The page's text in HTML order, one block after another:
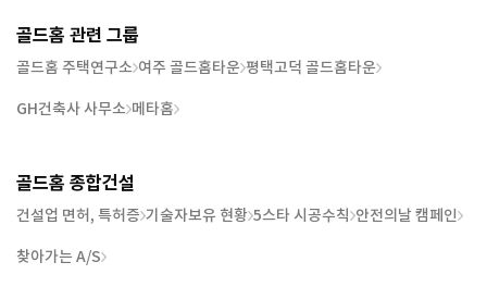
골드홈 관련 그룹
골드홈 주택연구소 여주 골드홈타운 평택고덕 골드홈타운
GH건축사 사무소 메타홈
골드홈 종합건설
건설업 면허, 특허증 기술자보유 현황 5스타 시공수칙 안전의날 캠페인
찾아가는 A/S